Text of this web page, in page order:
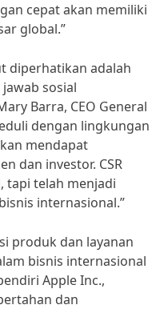
cepat akan memiliki
global.”
diperhatikan adalah
sosial
Barra, CEO General
dengan lingkungan
mendapat
dan investor. CSR
tapi telah menjadi
internasional.”
produk dan layanan
bisnis internasional
Apple Inc.,
dan